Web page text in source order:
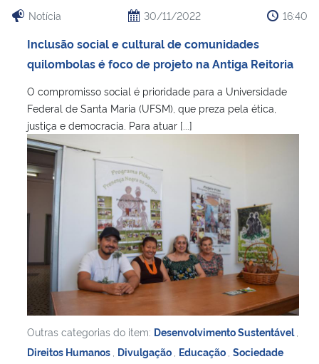
Notícia 30/11/2022 16:40
Inclusão social e cultural de comunidades
quilombolas é foco de projeto na Antiga Reitoria
O compromisso social é prioridade para a Universidade
Federal de Santa Maria (UFSM), que preza pela ética,
justiça e democracia. Para atuar [...]
Outras categorias do item: Desenvolvimento Sustentável
Direitos Humanos Divulgação Educação Sociedade